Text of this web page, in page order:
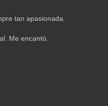
tan apasionada.
Me encantó.